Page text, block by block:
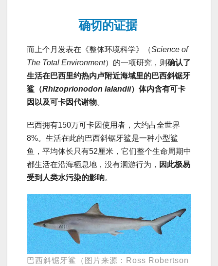
确切的证据
而上个月发表在《整体环境科学》（Science of
The Total Environment）的一项研究，则 确认了
生活在巴西里约热内卢附近海域里的巴西斜锯牙
鲨（Rhizoprionodon lalandii）体内含有可卡
因以及可卡因代谢物。
巴西拥有150万可卡因使用者，大约占全世界
8%。生活在此的巴西斜锯牙鲨是一种小型鲨
鱼，平均体长只有52厘米，它们整个生命周期中
都生活在沿海栖息地，没有洄游行为， 因此极易
受到人类水污染的影响。
巴西斜锯牙鲨（图片来源：Ross Robertson